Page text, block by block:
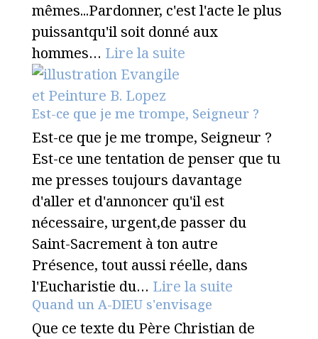
mêmes...Pardonner, c'est l'acte le plus
puissantqu'il soit donné aux
hommes… Lire la suite
Est-ce que je me trompe, Seigneur ?
Est-ce que je me trompe, Seigneur ?
Est-ce une tentation de penser que tu
me presses toujours davantage
d'aller et d'annoncer qu'il est
nécessaire, urgent,de passer du
Saint-Sacrement à ton autre
Présence, tout aussi réelle, dans
l'Eucharistie du… Lire la suite
Quand un A-DIEU s'envisage
Que ce texte du Père Christian de